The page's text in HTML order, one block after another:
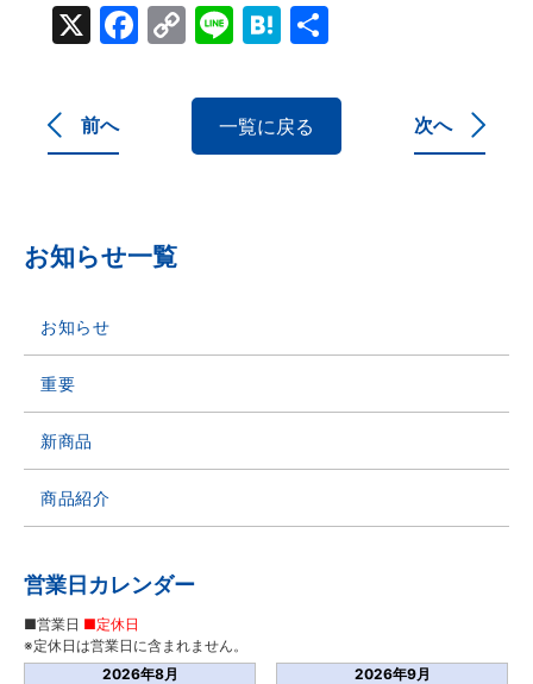
X Facebook
CopyLineHatena
前へ 一覧に戻る 次へ
お知らせ一覧
お知らせ
重要
新商品
商品紹介
営業日カレンダー
2026年8月
2026年9月
■営業日 ■定休日
※定休日は営業日に含まれません。